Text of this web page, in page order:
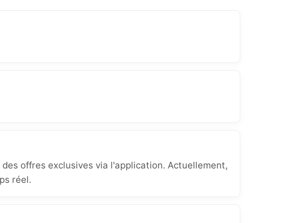
offres exclusives via l'application. Actuellement,
réel.